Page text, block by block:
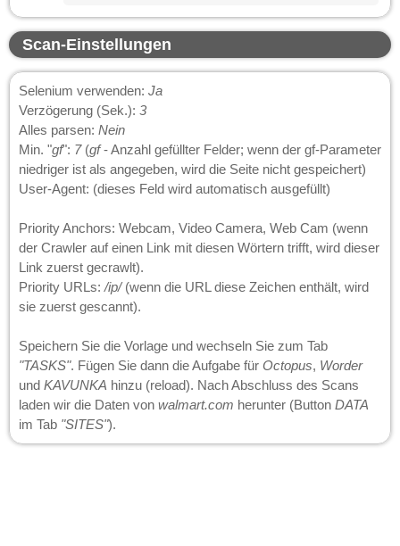
Scan-Einstellungen
Selenium verwenden: Ja
Verzögerung (Sek.): 3
Alles parsen: Nein
Min. "gf": 7(gf- Anzahl gefüllter Felder; wenn der gf-Parameter
niedriger ist als angegeben, wird die Seite nicht gespeichert)
User-Agent: (dieses Feld wird automatisch ausgefüllt)
Priority Anchors: Webcam, Video Camera, Web Cam (wenn
der Crawler auf einen Link mit diesen Wörtern trifft, wird dieser
Link zuerst gecrawlt).
Priority URLs:/ip/(wenn die URL diese Zeichen enthält, wird
sie zuerst gescannt).
Speichern Sie die Vorlage und wechseln Sie zum Tab
"TASKS". Fügen Sie dann die Aufgabe für Octopus, Worder
und KAVUNKA hinzu (reload). Nach Abschluss des Scans
laden wir die Daten von walmart.com herunter (Button DATA
im Tab "SITES").